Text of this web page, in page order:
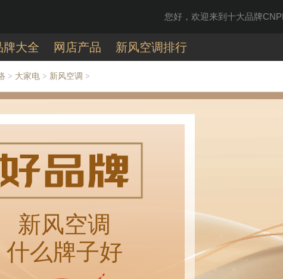
您好，欢迎来到十大品牌
牌大全 网店产品 新风空调排行
> 大家电 > 新风空调 >
新风空调
什么牌子好